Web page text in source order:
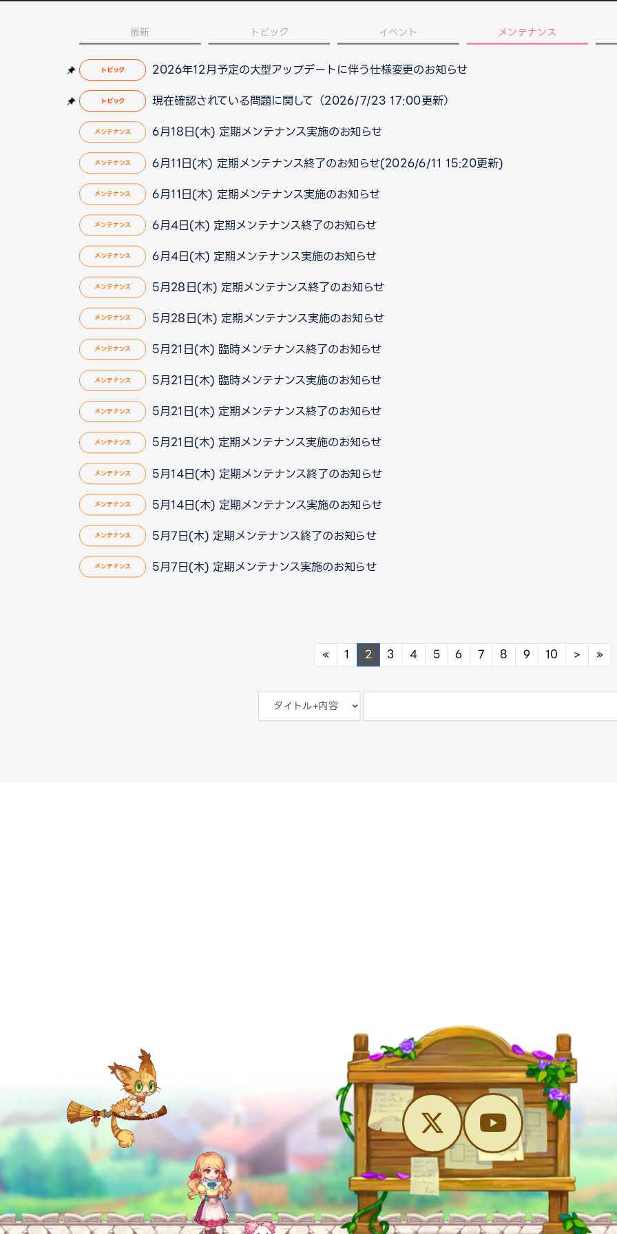
最新 トピック イベント メンテナンス
トピック 2026年12月予定の大型アップデートに伴う仕様変更のお知らせ
トピック 現在確認されている問題に関して（2026/7/23 17:00更新）
メンテナンス 6月18日(木) 定期メンテナンス実施のお知らせ
メンテナンス 6月11日(木) 定期メンテナンス終了のお知らせ(2026/6/11 15:20更新)
メンテナンス 6月11日(木) 定期メンテナンス実施のお知らせ
メンテナンス 6月4日(木) 定期メンテナンス終了のお知らせ
メンテナンス 6月4日(木) 定期メンテナンス実施のお知らせ
メンテナンス 5月28日(木) 定期メンテナンス終了のお知らせ
メンテナンス 5月28日(木) 定期メンテナンス実施のお知らせ
メンテナンス 5月21日(木) 臨時メンテナンス終了のお知らせ
メンテナンス 5月21日(木) 臨時メンテナンス実施のお知らせ
メンテナンス 5月21日(木) 定期メンテナンス終了のお知らせ
メンテナンス 5月21日(木) 定期メンテナンス実施のお知らせ
メンテナンス 5月14日(木) 定期メンテナンス終了のお知らせ
メンテナンス 5月14日(木) 定期メンテナンス実施のお知らせ
メンテナンス 5月7日(木) 定期メンテナンス終了のお知らせ
メンテナンス 5月7日(木) 定期メンテナンス実施のお知らせ
« Previous
1 2 3 4 5 6 7 8 9 10 > Next
»